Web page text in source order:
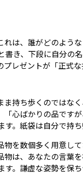
は、誰がどのよう
書き、下段に自分の
レゼントが「正式
持ち歩くのではな
「心ばかりの品です
。紙袋は自分で持
を数個多く用意し
は、あなたの言葉
。謙虚な姿勢を保